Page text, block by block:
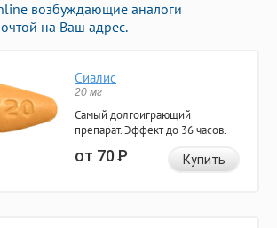
возбуждающие аналоги
на Ваш адрес.
Сиалис
20 мг
Самый долгоиграющий
препарат. Эффект до 36 часов.
от 70Р Купить